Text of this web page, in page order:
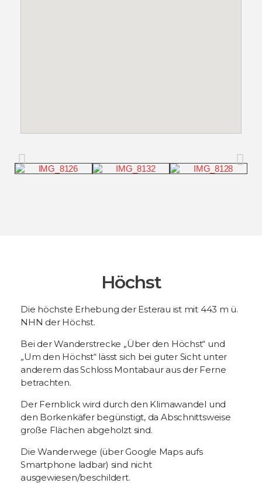
Höchst
Die höchste Erhebung der Esterau ist mit 443 m ü.
NHN der Höchst.
Bei der Wanderstrecke „Über den Höchst“ und
„Um den Höchst“ lässt sich bei guter Sicht unter
anderem das Schloss Montabaur aus der Ferne
betrachten.
Der Fernblick wird durch den Klimawandel und
den Borkenkäfer begünstigt, da Abschnittsweise
große Flächen abgeholzt sind.
Die Wanderwege (über Google Maps aufs
Smartphone ladbar) sind nicht
ausgewiesen/beschildert.